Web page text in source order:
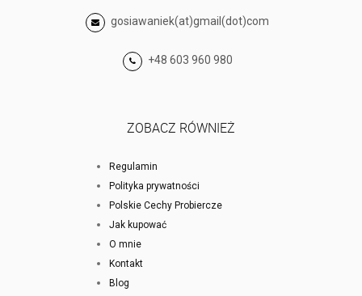
gosiawaniek(at)gmail(dot)com
+48 603 960 980
ZOBACZ RÓWNIEŻ
Regulamin
Polityka prywatności
Polskie Cechy Probiercze
Jak kupować
O mnie
Kontakt
Blog